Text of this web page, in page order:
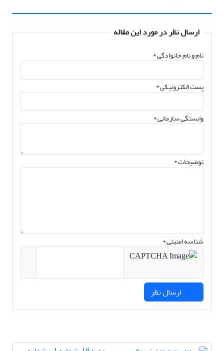
ارسال نظر در مورد این مقاله
نام و نام خانوادگی*
پست الکترونیکی*
وابستگی سازمانی *
توضیحات *
شناسه امنیتی *